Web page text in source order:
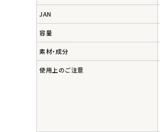
オリジナルブランド
ナチュラムーン
エコリュクス
JAN
容量
素材・成分
使用上のご注意